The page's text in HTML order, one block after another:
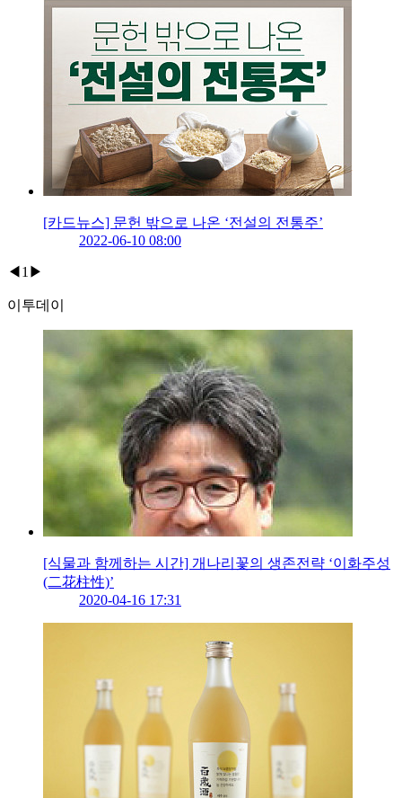
[카드뉴스] 문헌 밖으로 나온 ‘전설의 전통주’
2022-06-10 08:00
◀ 1 ▶
이투데이
[식물과 함께하는 시간] 개나리꽃의 생존전략 ‘이화주성
(二花柱性)’
2020-04-16 17:31